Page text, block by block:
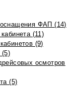
ФАП (14)
(11)
(9)
(5)
осмотров
(5)